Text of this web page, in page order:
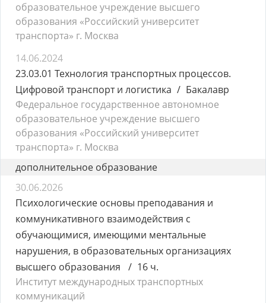
образовательное учреждение высшего
образования «Российский университет
транспорта» г. Москва
14.06.2024
23.03.01 Технология транспортных процессов.
Цифровой транспорт и логистика
Бакалавр
Федеральное государственное автономное
образовательное учреждение высшего
образования «Российский университет
транспорта» г. Москва
дополнительное образование
30.06.2026
Психологические основы преподавания и
коммуникативного взаимодействия с
обучающимися, имеющими ментальные
нарушения, в образовательных организациях
высшего образования
16 ч.
Институт международных транспортных
коммуникаций